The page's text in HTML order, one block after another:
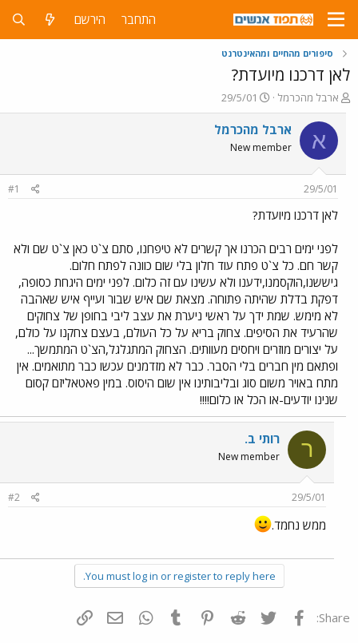
התחבר הירשם
סיפורים מהחיים ומהאינטרנט
לאן דרכנו מיועדת?
פ
ו
ת
ח
ה
ש
א
ארבל מהכרמל
פ
ו
ר
ם
ר
29/5/01
א ארבל מהכרמל
New member
29/5/01
#1
לאן דרכנו מיועדת?
לפני ימים רבים הכרנו אך קשרים לא טיפחנו, סתם צ`ט כאן צ`ט שם ולא
קשר חם. כל צ`ט פתח עוד חלון בלי שום כוונה לפתח חלום.
גיששנו,הוקסמנו,ידענו ולא עשינו עם זה כלום. לפני ימים היגחת כסופה,
דפקת בדלת שהיתה פתוחה. מצאת שם איש שבור ועייף איש שאהבה
לא מימש. שמת ידך על ראשי ניערת את עצב ליבי בחופן של צחוקים
שהרעיד את הסיפים. צחוק בריא על כל העולם, בעצם צחקנו על כולם,
על יצורים מוזרים ויחסים מעוותים. הצחוק המתגלגל,הצ`ט המתמשך...
ופתאם מין חברים בלי הסבר. כבר לא מזדמנים עכשו כבר מתואמים. אין
מתח באויר משום סוג ובליבותינו אין שום היסוס. במין פאטאליזם קסום
שנינו יודעים-או הכל או כלום!!!!
ר רותי ב.
New member
29/5/01
#2
ממש נחמד.
You must log in or register to reply here.
Share: פייסבוק Twitter
Reddit
Pinterest
Tumblr
WhatsAppדואר אלקטרוני